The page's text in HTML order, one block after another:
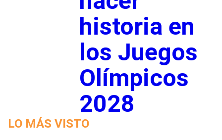
historia en
los Juegos
Olímpicos
2028
LO MÁS VISTO